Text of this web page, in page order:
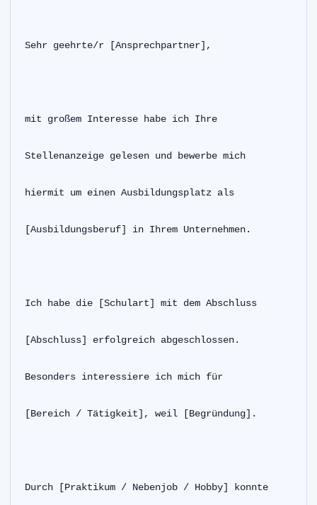
Sehr geehrte/r [Ansprechpartner],
mit großem Interesse habe ich Ihre
Stellenanzeige gelesen und bewerbe mich
hiermit um einen Ausbildungsplatz als
[Ausbildungsberuf] in Ihrem Unternehmen.
Ich habe die [Schulart] mit dem Abschluss
[Abschluss] erfolgreich abgeschlossen.
Besonders interessiere ich mich für
[Bereich / Tätigkeit], weil [Begründung].
Durch [Praktikum / Nebenjob / Hobby] konnte